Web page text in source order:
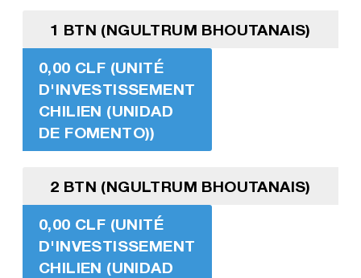
1 BTN (NGULTRUM BHOUTANAIS)
0,00 CLF (UNITÉ
D'INVESTISSEMENT
CHILIEN (UNIDAD
DE FOMENTO))
2 BTN (NGULTRUM BHOUTANAIS)
0,00 CLF (UNITÉ
D'INVESTISSEMENT
CHILIEN (UNIDAD